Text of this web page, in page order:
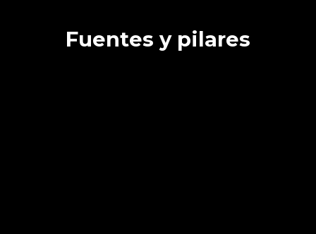
Fuentes y pilares